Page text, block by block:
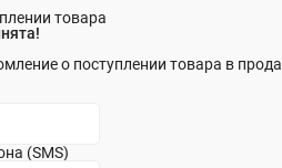
товара
о поступлении товара в
(SMS)